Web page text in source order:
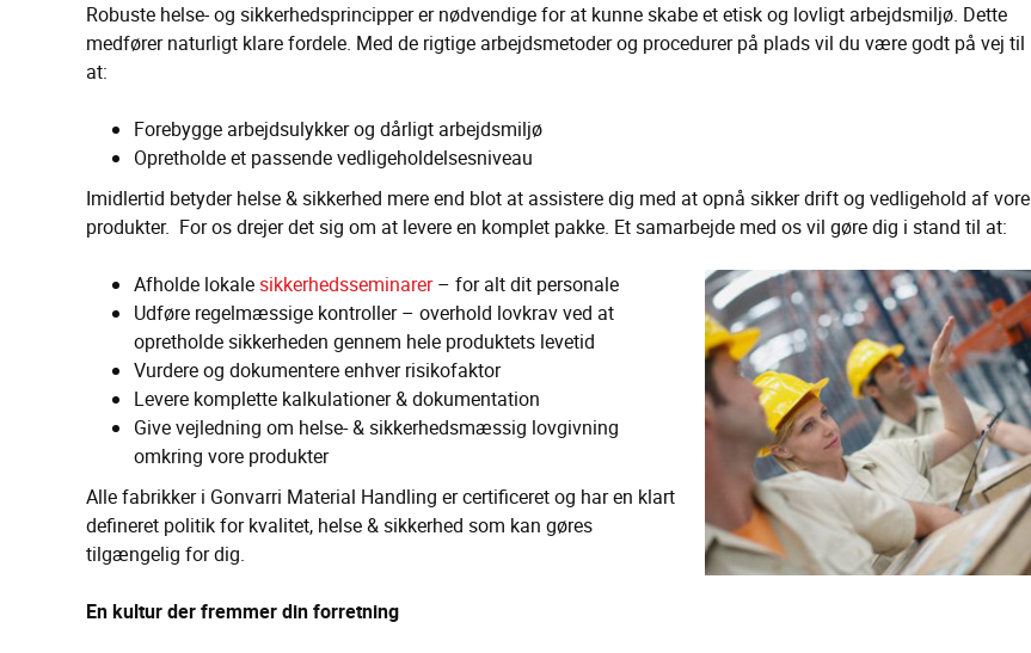
Robuste helse- og sikkerhedsprincipper er nødvendige for at kunne skabe et etisk og lovligt arbejdsmiljø. Dette
medfører naturligt klare fordele. Med de rigtige arbejdsmetoder og procedurer på plads vil du være godt på vej til
at:
Forebygge arbejdsulykker og dårligt arbejdsmiljø
Opretholde et passende vedligeholdelsesniveau
Imidlertid betyder helse & sikkerhed mere end blot at assistere dig med at opnå sikker drift og vedligehold af vore
produkter. For os drejer det sig om at levere en komplet pakke. Et samarbejde med os vil gøre dig i stand til at:
Afholde lokalesikkerhedsseminarer– for alt dit personale
Udføre regelmæssige kontroller – overhold lovkrav ved at
opretholde sikkerheden gennem hele produktets levetid
Vurdere og dokumentere enhver risikofaktor
Levere komplette kalkulationer & dokumentation
Give vejledning om helse- & sikkerhedsmæssig lovgivning
omkring vore produkter
Alle fabrikker i Gonvarri Material Handling er certificeret og har en klart
defineret politik for kvalitet, helse & sikkerhed som kan gøres
tilgængelig for dig.
En kultur der fremmer din forretning